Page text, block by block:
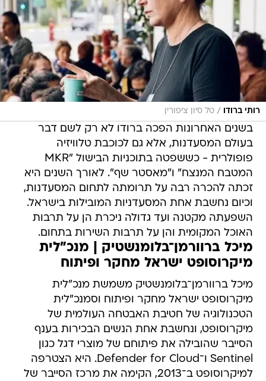
רותי ברודו / טל סיון ציפורין
בשנים האחרונות הפכה ברודו לא רק לשם דבר
בעולם המסעדנות, אלא גם לכוכבת טלוויזיה
פופולרית - כששפטה בתוכניות הבישול "MKR
המטבח המנצח" ו"מאסטר שף". לאורך השנים היא
זכתה להכרה רבה על תרומתה לתחום המסעדנות,
וכיום נחשבת אחת המסעדניות המובילות בישראל.
השפעתה מקטנה ועד גדולה ניכרת הן על תרבות
האוכל המקומית והן על תרבות השירות בתחום.
מיכל ברוורמן־בלומנשטיק | מנכ"לית
מיקרוסופט ישראל מחקר ופיתוח
מיכל ברוורמן־בלומנשטיק משמשת מנכ"לית
מיקרוסופט ישראל מחקר ופיתוח וסמנכ"לית
הטכנולוגיה של חטיבת האבטחה העולמית של
מיקרוסופט, ונחשבת אחת הנשים הבכירות בענף
הסייבר שהובילה את פיתוחם של מוצרי דגל כגון
Sentinel ו־Defender for Cloud. היא הצטרפה
למיקרוסופט ב־2013, הקימה את מרכז הסייבר של